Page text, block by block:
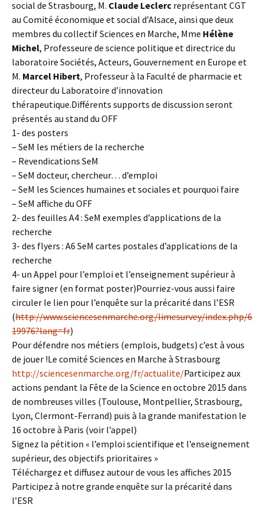
social de Strasbourg, M. Claude Leclerc représentant CGT
au Comité économique et social d’Alsace, ainsi que deux
membres du collectif Sciences en Marche, Mme Hélène
Michel, Professeure de science politique et directrice du
laboratoire Sociétés, Acteurs, Gouvernement en Europe et
M. Marcel Hibert, Professeur à la Faculté de pharmacie et
directeur du Laboratoire d’innovation
thérapeutique.Différents supports de discussion seront
présentés au stand du OFF
1- des posters
– SeM les métiers de la recherche
– Revendications SeM
– SeM docteur, chercheur… d’emploi
– SeM les Sciences humaines et sociales et pourquoi faire
– SeM affiche du OFF
2- des feuilles A4 : SeM exemples d’applications de la
recherche
3- des flyers : A6 SeM cartes postales d’applications de la
recherche
4- un Appel pour l’emploi et l’enseignement supérieur à
faire signer (en format poster)Pourriez-vous aussi faire
circuler le lien pour l’enquête sur la précarité dans l’ESR
(http://www.sciencesenmarche.org/limesurvey/index.php/6
19976?lang=fr)
Pour défendre nos métiers (emplois, budgets) c’est à vous
de jouer !Le comité Sciences en Marche à Strasbourg
http://sciencesenmarche.org/fr/actualite/Participez aux
actions pendant la Fête de la Science en octobre 2015 dans
de nombreuses villes (Toulouse, Montpellier, Strasbourg,
Lyon, Clermont-Ferrand) puis à la grande manifestation le
16 octobre à Paris (voir l’appel)
Signez la pétition « l’emploi scientifique et l’enseignement
supérieur, des objectifs prioritaires »
Téléchargez et diffusez autour de vous les affiches 2015
Participez à notre grande enquête sur la précarité dans
l’ESR